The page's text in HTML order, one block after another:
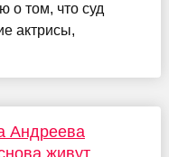
о том, что суд
актрисы,
Андреева